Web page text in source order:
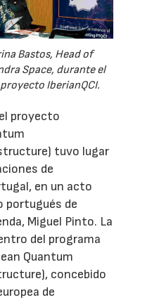
Bastos, Head of
Space, durante el
IberianQCI.
proyecto
tuvo lugar
de
en un acto
portugués de
Miguel Pinto. La
del programa
Quantum
concebido
de